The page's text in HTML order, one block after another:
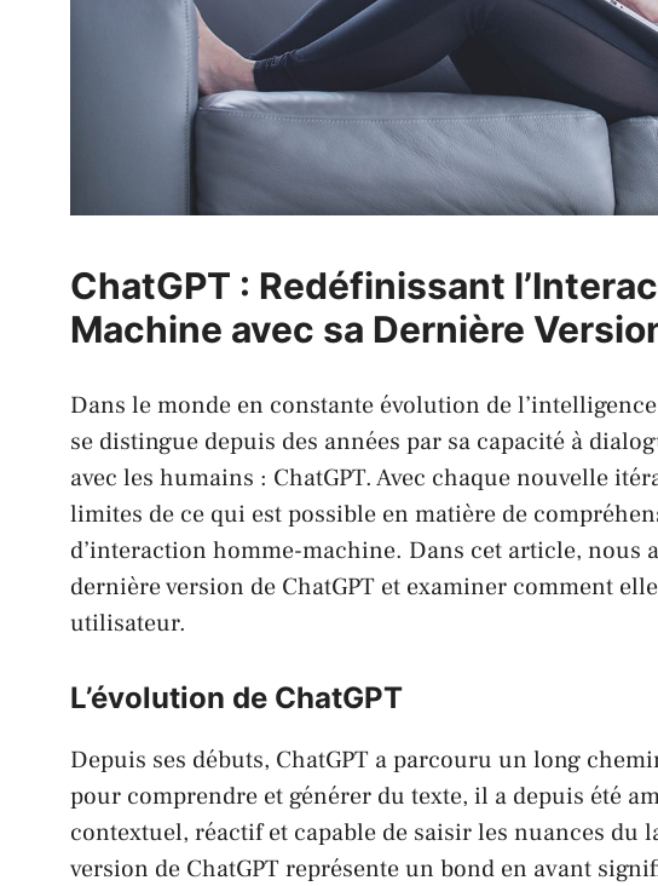
ChatGPT : Redéfinissant
Machine avec sa Dernière
Dans le monde en constante évolution de
se distingue depuis des années par sa capacité à
avec les humains : ChatGPT. Avec chaque nouvelle
limites de ce qui est possible en matière de
d’interaction homme-machine. Dans cet article, nous
dernière version de ChatGPT et examiner comment
utilisateur.
L’évolution de ChatGPT
Depuis ses débuts, ChatGPT a parcouru un long
pour comprendre et générer du texte, il a depuis été
contextuel, réactif et capable de saisir les nuances du
version de ChatGPT représente un bond en avant